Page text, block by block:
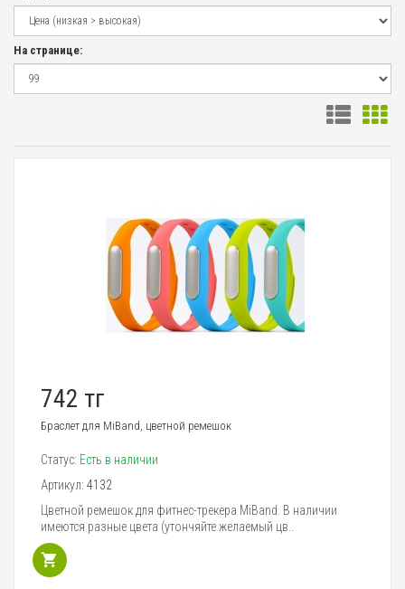
На странице:
742 тг
Браслет для MiBand, цветной ремешок
Статус: Есть в наличии
Артикул: 4132
Цветной ремешок для фитнес-трекера MiBand. В наличии
имеются разные цвета (утончяйте желаемый цв..